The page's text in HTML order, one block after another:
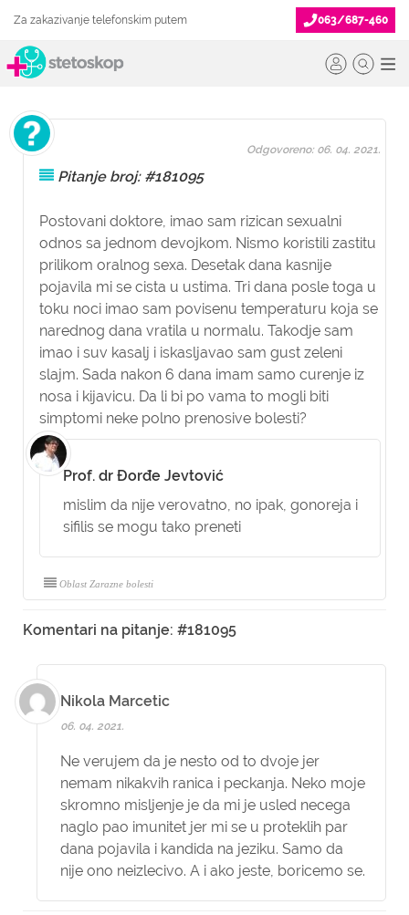
Za zakazivanje telefonskim putem 063/687-460
Pitanje broj: #181095
Postovani doktore, imao sam rizican sexualni
odnos sa jednom devojkom. Nismo koristili zastitu
prilikom oralnog sexa. Desetak dana kasnije
pojavila mi se cista u ustima. Tri dana posle toga u
toku noci imao sam povisenu temperaturu koja se
narednog dana vratila u normalu. Takodje sam
imao i suv kasalj i iskasljavao sam gust zeleni
slajm. Sada nakon 6 dana imam samo curenje iz
nosa i kijavicu. Da li bi po vama to mogli biti
simptomi neke polno prenosive bolesti?
Odgovoreno: 06. 04. 2021.
Prof. dr Đorđe Jevtović
mislim da nije verovatno, no ipak, gonoreja i
sifilis se mogu tako preneti
Oblast Zarazne bolesti
Komentari na pitanje: #181095
Nikola Marcetic
06. 04. 2021.
Ne verujem da je nesto od to dvoje jer
nemam nikakvih ranica i peckanja. Neko moje
skromno misljenje je da mi je usled necega
naglo pao imunitet jer mi se u proteklih par
dana pojavila i kandida na jeziku. Samo da
nije ono neizlecivo. A i ako jeste, boricemo se.